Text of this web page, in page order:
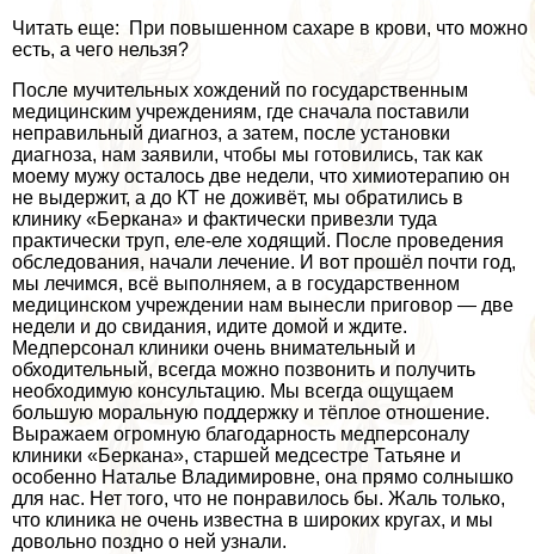
Читать еще: При повышенном сахаре в крови, что можно
есть, а чего нельзя?
После мучительных хождений по государственным
медицинским учреждениям, где сначала поставили
неправильный диагноз, а затем, после установки
диагноза, нам заявили, чтобы мы готовились, так как
моему мужу осталось две недели, что химиотерапию он
не выдержит, а до КТ не доживёт, мы обратились в
клинику «Беркана» и фактически привезли туда
пpaктически труп, еле-еле ходящий. После проведения
обследования, начали лечение. И вот прошёл почти год,
мы лечимся, всё выполняем, а в государственном
медицинском учреждении нам вынесли приговор — две
недели и до свидания, идите домой и ждите.
Медперсонал клиники очень внимательный и
обходительный, всегда можно позвонить и получить
необходимую консультацию. Мы всегда ощущаем
большую мopaльную поддержку и тёплое отношение.
Выражаем огромную благодарность медперсоналу
клиники «Беркана», старшей медсестре Татьяне и
особенно Наталье Владимировне, она прямо солнышко
для нас. Нет того, что не понравилось бы. Жаль только,
что клиника не очень известна в широких кругах, и мы
довольно поздно о ней узнали.